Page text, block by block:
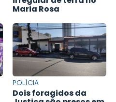
Maria Rosa
POLÍCIA
Dois foragidos da